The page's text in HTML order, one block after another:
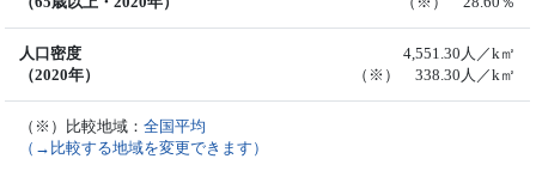
人口密度
（2020年）
4,551.30人／k㎡
（※） 338.30人／k㎡
（※）比較地域：全国平均
（→比較する地域を変更できます）